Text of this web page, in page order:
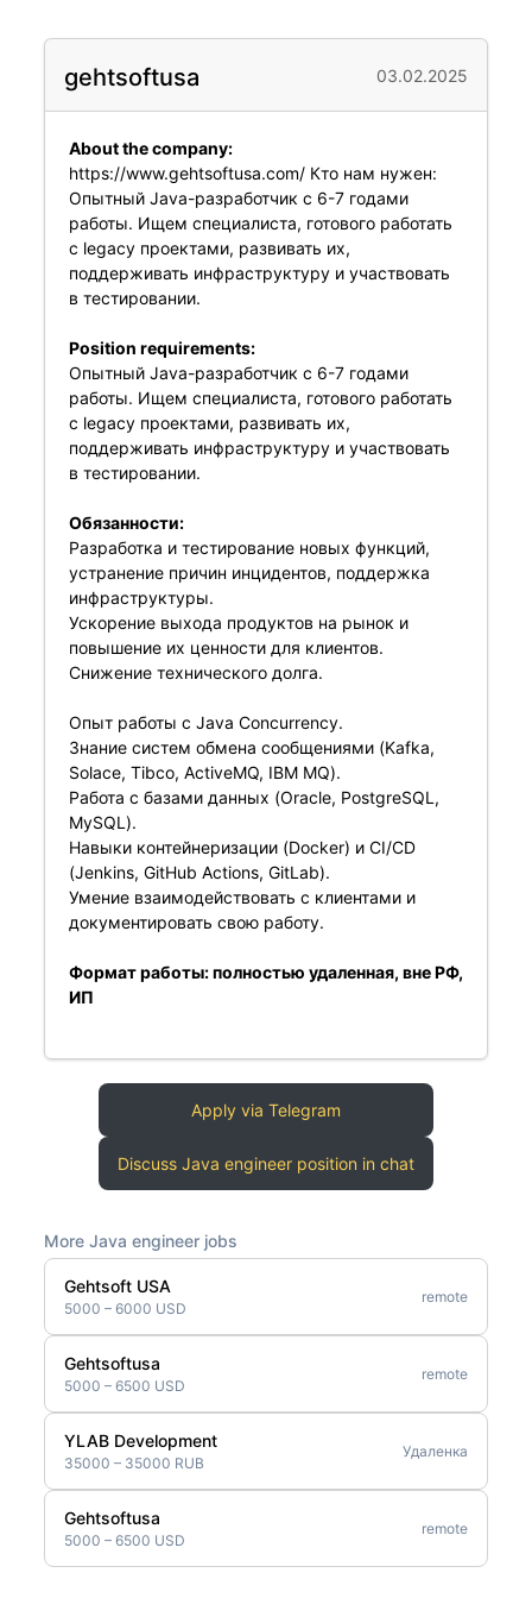
gehtsoftusa 03.02.2025
About the company:
https://www.gehtsoftusa.com/ Кто нам нужен:
Опытный Java-разработчик с 6-7 годами
работы. Ищем специалиста, готового работать
с legacy проектами, развивать их,
поддерживать инфраструктуру и участвовать
в тестировании.
Position requirements:
Опытный Java-разработчик с 6-7 годами
работы. Ищем специалиста, готового работать
с legacy проектами, развивать их,
поддерживать инфраструктуру и участвовать
в тестировании.
Обязанности:
Разработка и тестирование новых функций,
устранение причин инцидентов, поддержка
инфраструктуры.
Ускорение выхода продуктов на рынок и
повышение их ценности для клиентов.
Снижение технического долга.
Опыт работы с Java Concurrency.
Знание систем обмена сообщениями (Kafka,
Solace, Tibco, ActiveMQ, IBM MQ).
Работа с базами данных (Oracle, PostgreSQL,
MySQL).
Навыки контейнеризации (Docker) и CI/CD
(Jenkins, GitHub Actions, GitLab).
Умение взаимодействовать с клиентами и
документировать свою работу.
Формат работы: полностью удаленная, вне РФ,
ИП
Apply via Telegram
Discuss Java engineer position in chat
More Java engineer jobs
Gehtsoft USA
5000 – 6000 USD
remote
Gehtsoftusa
5000 – 6500 USD
remote
YLAB Development
35000 – 35000 RUB
Удаленка
Gehtsoftusa
5000 – 6500 USD
remote